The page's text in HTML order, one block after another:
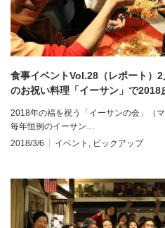
食事イベントVol.28（レポート）
のお祝い料理「イーサン」で2018
2018年の福を祝う「イーサンの会」（
毎年恒例のイーサン…
2018/3/6
イベント , ピックアップ